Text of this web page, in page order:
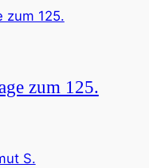
zum 125.
S.